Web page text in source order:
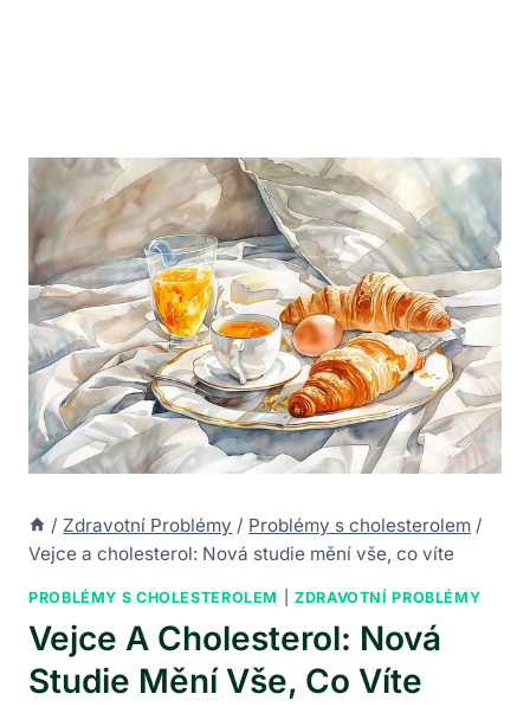
/ Zdravotní Problémy / Problémy s cholesterolem /
Vejce a cholesterol: Nová studie mění vše, co víte
PROBLÉMY S CHOLESTEROLEM |ZDRAVOTNÍ PROBLÉMY
Vejce A Cholesterol: Nová
Studie Mění Vše, Co Víte